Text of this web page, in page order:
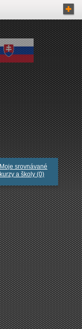
Moje srovnávané
kurzy a školy (0)